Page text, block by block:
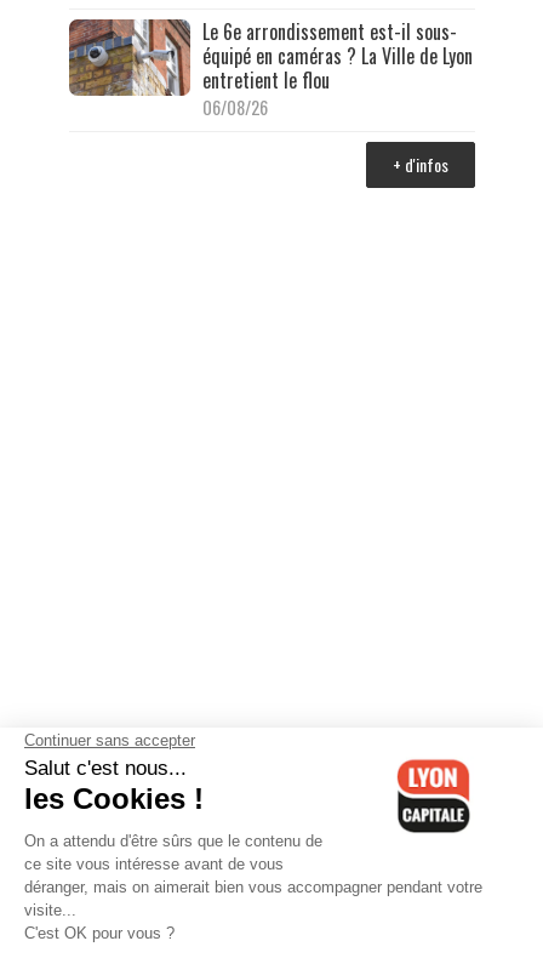
Le 6e arrondissement est-il sous-
équipé en caméras ? La Ville de Lyon
entretient le flou
06/08/26
+ d'infos